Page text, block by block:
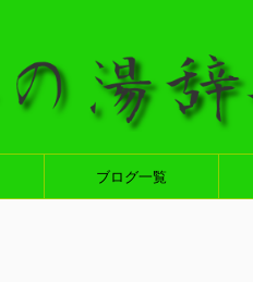
ブログ一覧